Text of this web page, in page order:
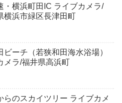
・横浜町田IC ライブカメラ/
横浜市緑区長津田町
ビーチ（若狭和田海水浴場）
メラ/福井県高浜町
らのスカイツリー ライブカメ